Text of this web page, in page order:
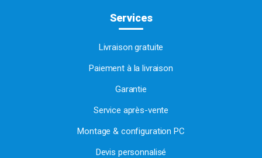
Services
Livraison gratuite
Paiement à la livraison
Garantie
Service après-vente
Montage & configuration PC
Devis personnalisé